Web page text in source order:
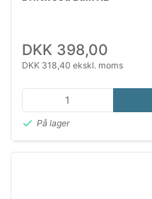
DKK 398,00
DKK 318,40 ekskl. moms
På lager